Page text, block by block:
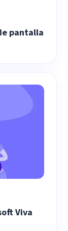
pantalla
Viva